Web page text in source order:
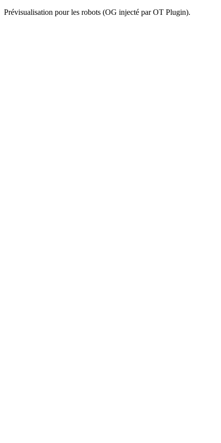
Prévisualisation pour les robots (OG injecté par OT Plugin).